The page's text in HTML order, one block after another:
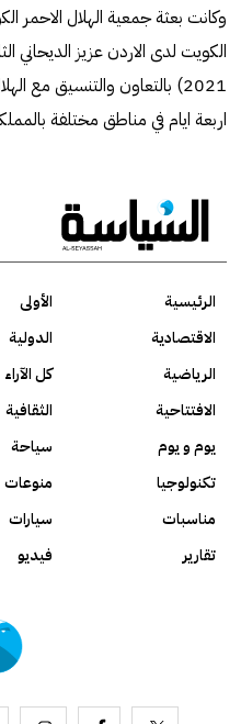
وكانت بعثة جمعية الهلال الاحمر
الكويت لدى الاردن عزيز الديحاني
2021) بالتعاون والتنسيق مع
اربعة ايام في مناطق مختلفة
الرئيسية الأولى
الاقتصادية
الدولية
الرياضية
كل الآراء
الافتتاحية
الثقافية
يوم و يوم
سياحة
تكنولوجيا
منوعات
مناسبات
سيارات
تقارير
فيديو